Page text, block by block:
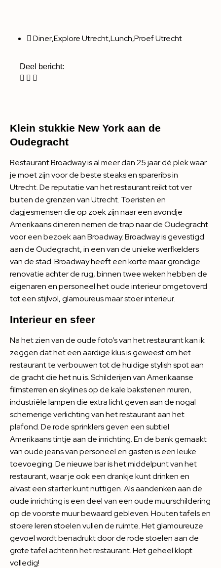
Diner,Explore Utrecht,Lunch,Proef Utrecht
Deel bericht:
Klein stukkie New York aan de
Oudegracht
Restaurant Broadway is al meer dan 25 jaar dé plek waar
je moet zijn voor de beste steaks en spareribs in
Utrecht. De reputatie van het restaurant reikt tot ver
buiten de grenzen van Utrecht. Toeristen en
dagjesmensen die op zoek zijn naar een avondje
Amerikaans dineren nemen de trap naar de Oudegracht
voor een bezoek aan Broadway. Broadway is gevestigd
aan de Oudegracht, in een van de unieke werfkelders
van de stad. Broadway heeft een korte maar grondige
renovatie achter de rug, binnen twee weken hebben de
eigenaren en personeel het oude interieur omgetoverd
tot een stijlvol, glamoureus maar stoer interieur.
Interieur en sfeer
Na het zien van de oude foto’s van het restaurant kan ik
zeggen dat het een aardige klus is geweest om het
restaurant te verbouwen tot de huidige stylish spot aan
de gracht die het nu is. Schilderijen van Amerikaanse
filmsterren en skylines op de kale bakstenen muren,
industriële lampen die extra licht geven aan de nogal
schemerige verlichting van het restaurant aan het
plafond. De rode sprinklers geven een subtiel
Amerikaans tintje aan de inrichting. En de bank gemaakt
van oude jeans van personeel en gasten is een leuke
toevoeging. De nieuwe bar is het middelpunt van het
restaurant, waar je ook een drankje kunt drinken en
alvast een starter kunt nuttigen. Als aandenken aan de
oude inrichting is een deel van een oude muurschildering
op de voorste muur bewaard gebleven. Houten tafels en
stoere leren stoelen vullen de ruimte. Het glamoureuze
gevoel wordt benadrukt door de rode stoelen aan de
grote tafel achterin het restaurant. Het geheel klopt
volledig!